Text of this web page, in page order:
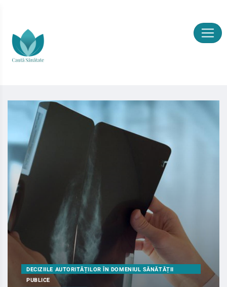
DECIZIILE AUTORITĂȚILOR ÎN DOMENIUL SĂNĂTĂȚII
PUBLICE